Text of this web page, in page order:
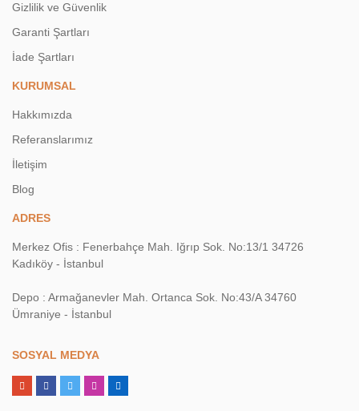
Gizlilik ve Güvenlik
Garanti Şartları
İade Şartları
KURUMSAL
Hakkımızda
Referanslarımız
İletişim
Blog
ADRES
Merkez Ofis : Fenerbahçe Mah. Iğrıp Sok. No:13/1 34726
Kadıköy - İstanbul
Depo : Armağanevler Mah. Ortanca Sok. No:43/A 34760
Ümraniye - İstanbul
SOSYAL MEDYA